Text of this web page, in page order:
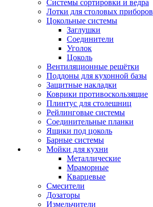
Системы сортировки и ведра
Лотки для столовых приборов
Цокольные системы
Заглушки
Соединители
Уголок
Цоколь
Вентиляционные решётки
Поддоны для кухонной базы
Защитные накладки
Коврики противоскользящие
Плинтус для столешниц
Рейлинговые системы
Соединительные планки
Ящики под цоколь
Барные системы
Мойки для кухни
Металлические
Мраморные
Кварцевые
Смесители
Дозаторы
Измельчители